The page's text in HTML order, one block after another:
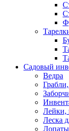
Садовый
Ведра
Лейки,
Леска